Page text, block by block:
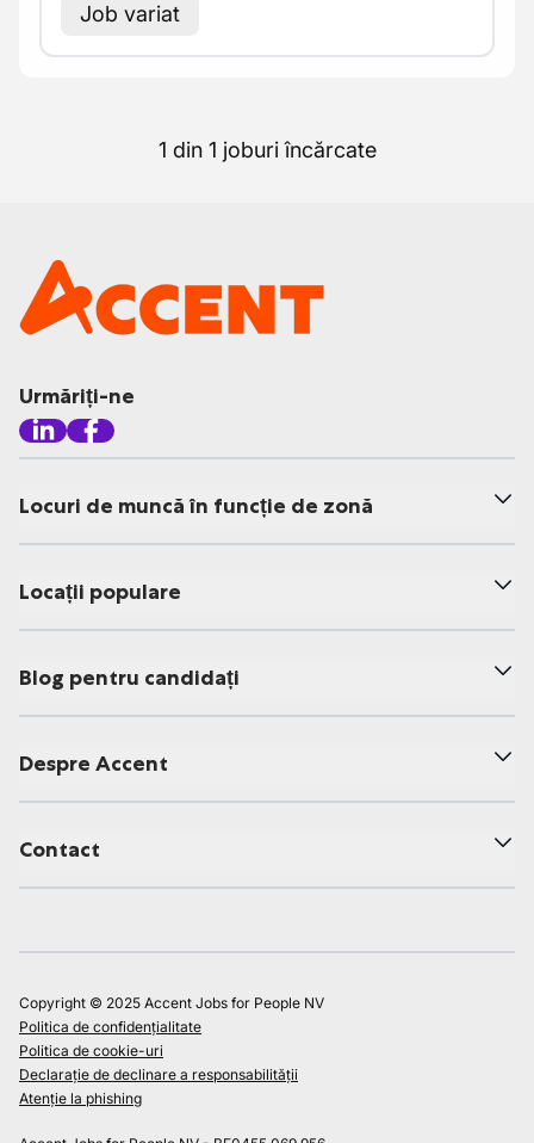
Job variat
1 din 1 joburi încărcate
Urmăriți-ne
Locuri de muncă în funcție de zonă
Locații populare
Blog pentru candidați
Despre Accent
Contact
Copyright © 2025 Accent Jobs for People NV
Politica de confidențialitate
Politica de cookie-uri
Declarație de declinare a responsabilității
Atenție la phishing